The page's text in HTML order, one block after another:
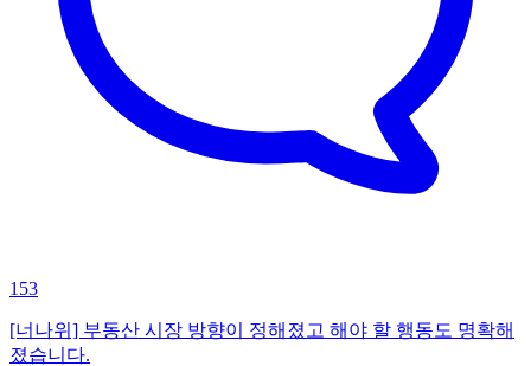
153
[너나위] 부동산 시장 방향이 정해졌고 해야 할 행동도 명확해
졌습니다.